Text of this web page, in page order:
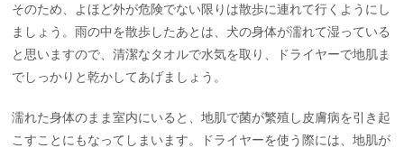
そのため、よほど外が危険でない限りは散歩に連れて行くようにし
ましょう。雨の中を散歩したあとは、犬の身体が濡れて湿っている
と思いますので、清潔なタオルで水気を取り、ドライヤーで地肌ま
でしっかりと乾かしてあげましょう。
濡れた身体のまま室内にいると、地肌で菌が繁殖し皮膚病を引き起
こすことにもなってしまいます。ドライヤーを使う際には、地肌が